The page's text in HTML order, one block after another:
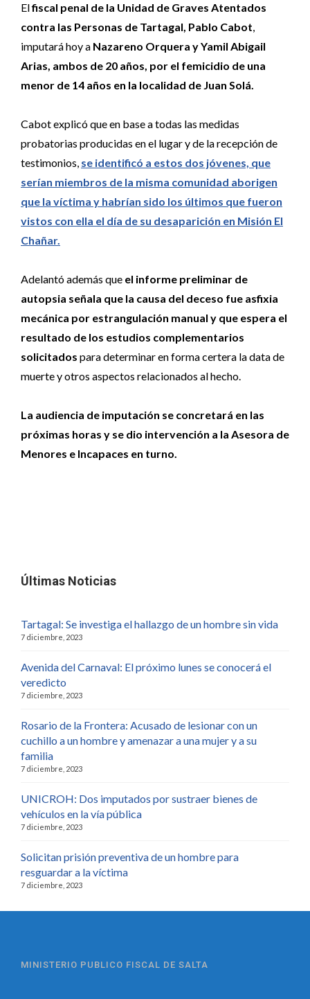
Elfiscal penal de la Unidad de Graves Atentados
contra las Personas de Tartagal, Pablo Cabot,
imputará hoy a Nazareno Orquera y Yamil Abigail
Arias, ambos de 20 años, por el femicidio de una
menor de 14 años en la localidad de Juan Solá.
Cabot explicó que en base a todas las medidas
probatorias producidas en el lugar y de la recepción de
testimonios, se identificó a estos dos jóvenes, que
serían miembros de la misma comunidad aborigen
que la víctima y habrían sido los últimos que fueron
vistos con ella el día de su desaparición en Misión El
Chañar.
Adelantó además que el informe preliminar de
autopsia señala que la causa del deceso fue asfixia
mecánica por estrangulación manual y que espera el
resultado de los estudios complementarios
solicitados para determinar en forma certera la data de
muerte y otros aspectos relacionados al hecho.
La audiencia de imputación se concretará en las
próximas horas y se dio intervención a la Asesora de
Menores e Incapaces en turno.
Últimas Noticias
Tartagal: Se investiga el hallazgo de un hombre sin vida
7 diciembre, 2023
Avenida del Carnaval: El próximo lunes se conocerá el
veredicto
7 diciembre, 2023
Rosario de la Frontera: Acusado de lesionar con un
cuchillo a un hombre y amenazar a una mujer y a su
familia
7 diciembre, 2023
UNICROH: Dos imputados por sustraer bienes de
vehículos en la vía pública
7 diciembre, 2023
Solicitan prisión preventiva de un hombre para
resguardar a la víctima
7 diciembre, 2023
MINISTERIO PUBLICO FISCAL DE SALTA